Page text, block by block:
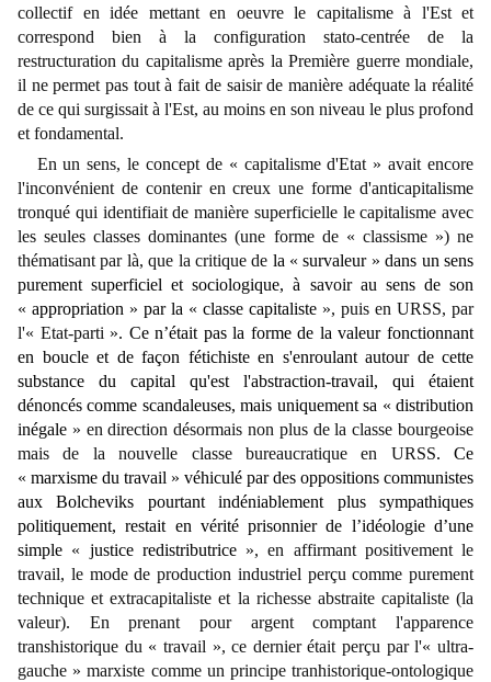
collectif en idée mettant en oeuvre le capitalisme à l'Est et
correspond bien à la configuration stato-centrée de la
restructuration du capitalisme après la Première guerre mondiale,
il ne permet pas tout à fait de saisir de manière adéquate la réalité
de ce qui surgissait à l'Est, au moins en son niveau le plus profond
et fondamental.
En un sens, le concept de « capitalisme d'Etat » avait encore
l'inconvénient de contenir en creux une forme d'anticapitalisme
tronqué qui identifiait de manière superficielle le capitalisme avec
les seules classes dominantes (une forme de « classisme »)ne
thématisant par là, que la critique de la «survaleur » dans un sens
purement superficiel et sociologique, à savoir au sens de son
« appropriation » par la « classe capitaliste », puis en URSS, par
l'« Etat-parti ». Ce n’était pas la forme de la valeur fonctionnant
en boucle et de façon fétichiste en s'enroulant autour de cette
substance du capital qu'est l'abstraction-travail, qui étaient
dénoncés comme scandaleuses, mais uniquement sa «distribution
inégale » en direction désormais non plus de la classe bourgeoise
mais de la nouvelle classe bureaucratique en URSS. Ce
« marxisme du travail » véhiculé par des oppositions communistes
aux Bolcheviks pourtant indéniablement plus sympathiques
politiquement, restait en vérité prisonnier de l’idéologie d’une
simple « justice redistributrice », en affirmant positivement le
travail, le mode de production industriel perçu comme purement
technique et extracapitaliste et la richesse abstraite capitaliste (la
valeur). En prenant pour argent comptant l'apparence
transhistorique du « travail », ce dernier était perçu par l'«ultra-
gauche » marxiste comme un principe tranhistorique-ontologique